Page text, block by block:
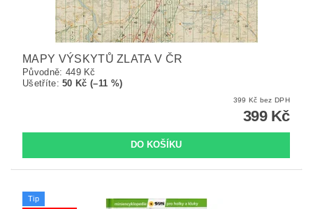
MAPY VÝSKYTŮ ZLATA V ČR
Původně: 449 Kč
Ušetříte:50 Kč (–11 %)
399 Kč bez DPH
399 Kč
Tip